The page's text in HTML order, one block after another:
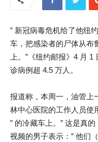
” 新冠病毒危机给了他
车，把感染者的尸体从布
上。”《纽约邮报》4 月
诊病例超 4.5 万人。
报道称，本周一，油管上
林中心医院的工作人员使
” 的冷藏车上。” 这是真
视频的男子表示：” 他们